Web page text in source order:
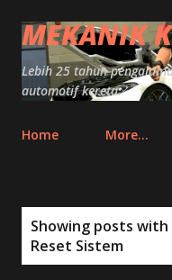
Skip
MEKANIK
Lebih 25 tahun
automotif kereta.
Home More…
Showing posts
Reset Sistem